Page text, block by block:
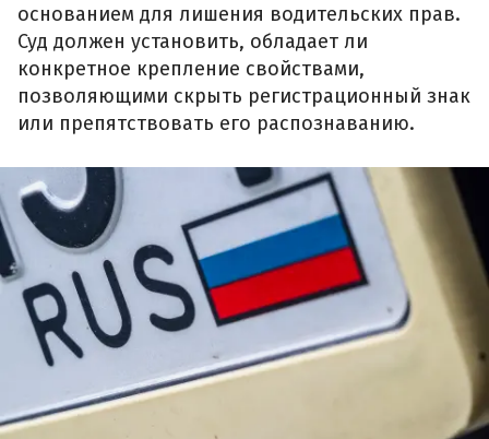
основанием для лишения водительских прав.
Суд должен установить, обладает ли
конкретное крепление свойствами,
позволяющими скрыть регистрационный знак
или препятствовать его распознаванию.